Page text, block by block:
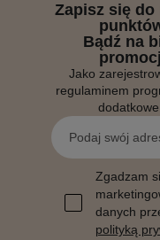
Zapisz się do
Bądź na
Jako
regulaminem
Zgadzam
danych
polityką